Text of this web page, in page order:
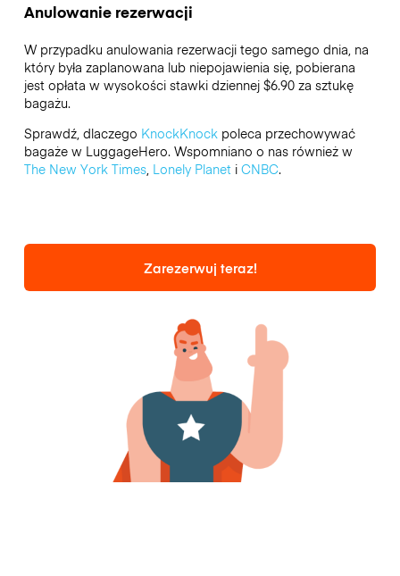
Anulowanie rezerwacji
W przypadku anulowania rezerwacji tego samego dnia, na
który była zaplanowana lub niepojawienia się, pobierana
jest opłata w wysokości stawki dziennej $6.90 za sztukę
bagażu.
Sprawdź, dlaczego KnockKnockpoleca przechowywać
bagaże w LuggageHero. Wspomniano o nas również w
The New York Times, Lonely Planeti CNBC.
Zarezerwuj teraz!